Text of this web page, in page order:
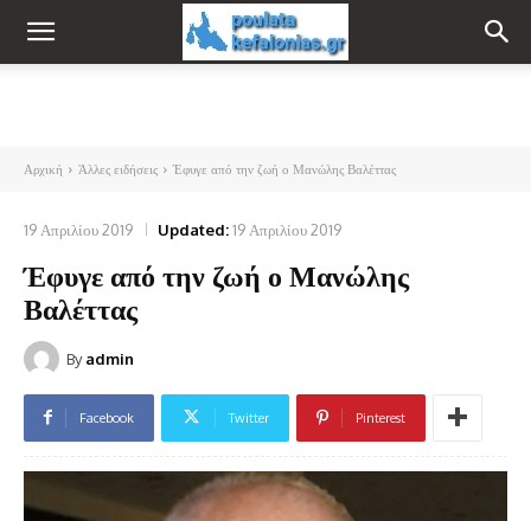
Αρχική Άλλες ειδήσεις Έφυγε από την ζωή ο Μανώλης Βαλέττας
19 Απριλίου 2019 Updated:19 Απριλίου 2019
Έφυγε από την ζωή ο Μανώλης
Βαλέττας
By admin
Facebook Twitter Pinterest